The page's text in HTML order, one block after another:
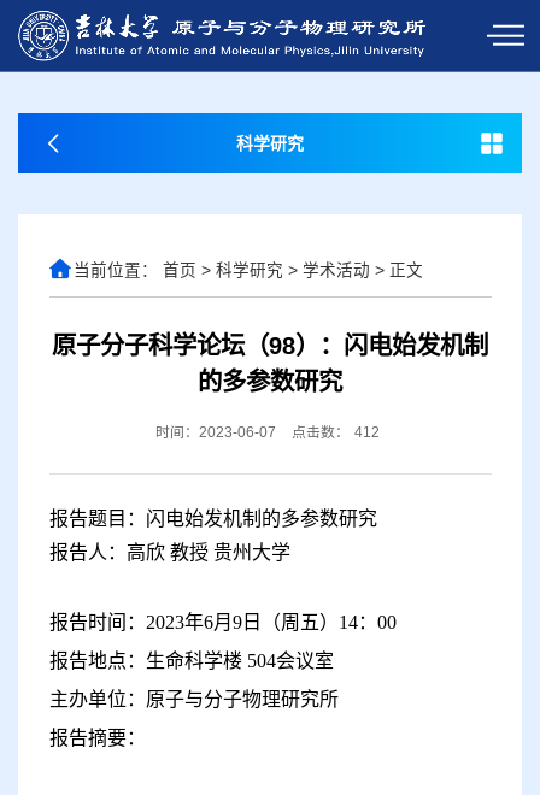
科学研究
当前位置： 首页 > 科学研究 > 学术活动 > 正文
原子分子科学论坛（98）：闪电始发机制
的多参数研究
时间：2023-06-07 点击数： 412
报告题目：闪电始发机制的多参数研究
报告人：高欣 教授 贵州大学
报告时间：2023年6月9日（周五）14：00
报告地点：生命科学楼 504会议室
主办单位：原子与分子物理研究所
报告摘要：